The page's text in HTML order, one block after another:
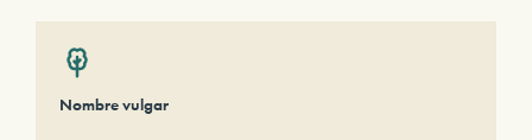
Nombre vulgar